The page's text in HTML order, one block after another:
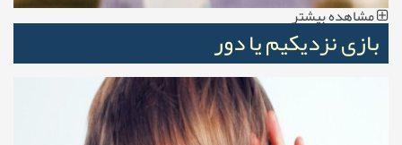
مشاهده بیشتر
بازی نزدیکیم یا دور